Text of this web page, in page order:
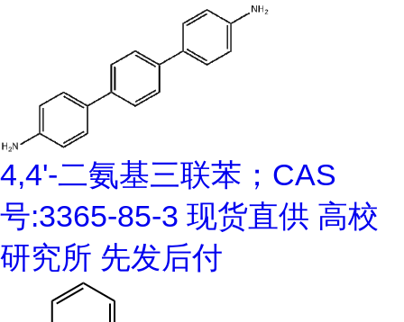
4,4'-二氨基三联苯；CAS
号:3365-85-3 现货直供 高校
研究所 先发后付